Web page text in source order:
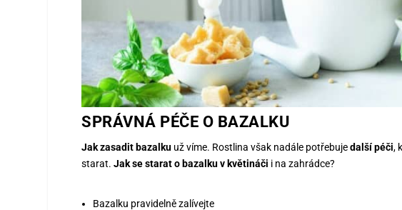
SPRÁVNÁ PÉČE O BAZALKU
Jak zasadit bazalku už víme. Rostlina však nadále potřebujedalší péči,
starat.Jak se starat o bazalku v květináči i na zahrádce?
Bazalku pravidelně zalívejte